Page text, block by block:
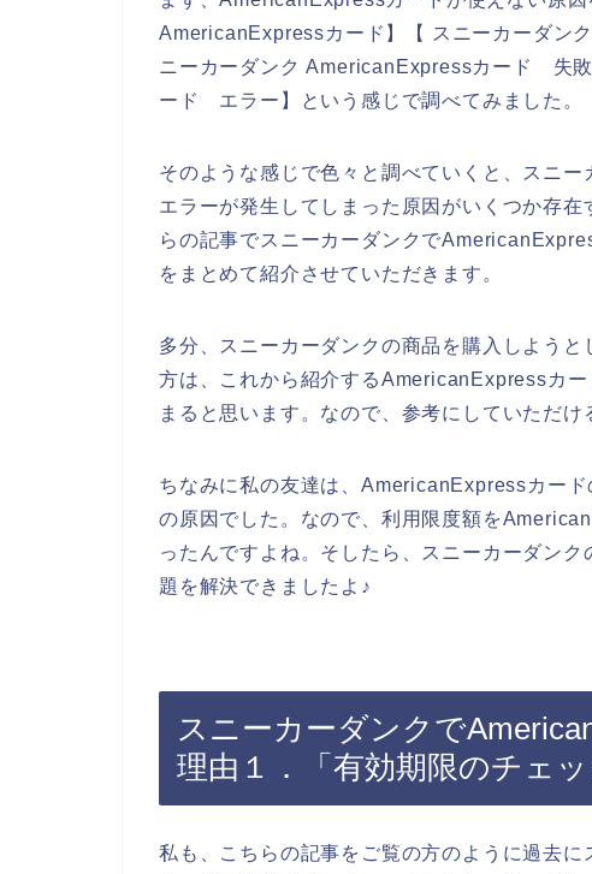
AmericanExpressカード】【 スニーカーダン
ニーカーダンク AmericanExpressカード 失
ード エラー】という感じで調べてみました。
そのような感じで色々と調べていくと、スニ
エラーが発生してしまった原因がいくつか存
らの記事でスニーカーダンクで
をまとめて紹介させていただきます。
多分、スニーカーダンクの商品を購入しよう
方は、これから紹介するAmericanExpressカ
まると思います。なので、参考にしていただけ
ちなみに私の友達は、AmericanExpressカー
の原因でした。なので、利用限度額を
ったんですよね。そしたら、スニーカーダン
題を解決できましたよ♪
スニーカーダンクで
理由１．「有効期限のチェッ
私も、こちらの記事をご覧の方のように過去